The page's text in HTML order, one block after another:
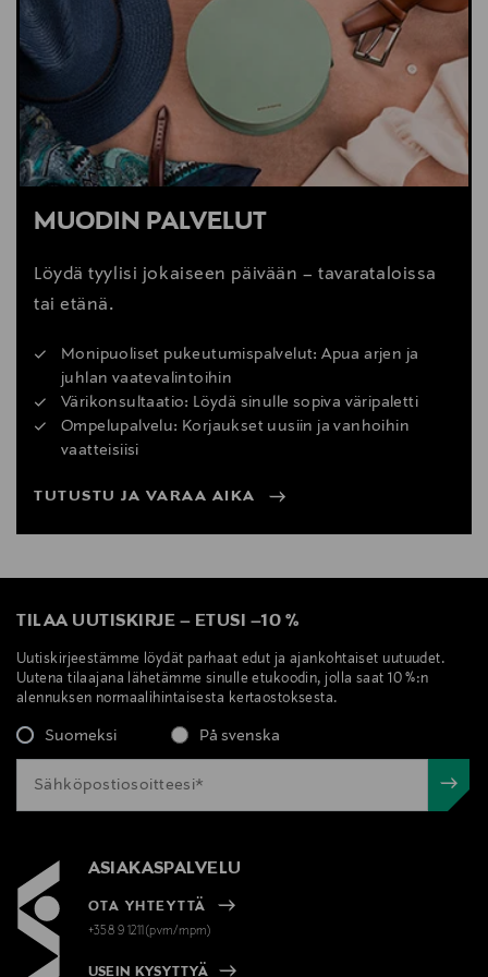
MUODIN PALVELUT
Löydä tyylisi jokaiseen päivään – tavarataloissa
tai etänä.
Monipuoliset pukeutumispalvelut: Apua arjen ja
juhlan vaatevalintoihin
Värikonsultaatio: Löydä sinulle sopiva väripaletti
Ompelupalvelu: Korjaukset uusiin ja vanhoihin
vaatteisiisi
TUTUSTU JA VARAA AIKA
TILAA UUTISKIRJE – ETUSI –10 %
Uutiskirjeestämme löydät parhaat edut ja ajankohtaiset uutuudet.
Uutena tilaajana lähetämme sinulle etukoodin, jolla saat 10 %:n
alennuksen normaalihintaisesta kertaostoksesta.
Suomeksi På svenska
ASIAKASPALVELU
OTA YHTEYTTÄ
+358 9 1211(pvm/mpm)
USEIN KYSYTTYÄ